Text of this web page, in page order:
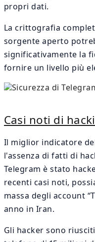
propri dati.
La crittografia
sorgente aperto
significativamente la
fornire un livello più
Casi noti di
Il miglior indicatore
l'assenza di fatti di
Telegram è stato
recenti casi noti,
massa degli account
anno in Iran.
Gli hacker sono